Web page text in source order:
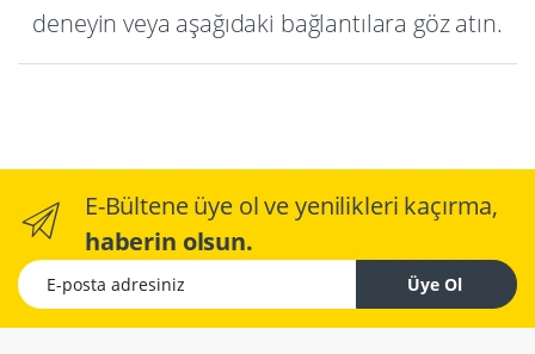
deneyin veya aşağıdaki bağlantılara göz atın.
E-Bültene üye ol ve yenilikleri kaçırma,
haberin olsun.
E-posta adresiniz
Üye Ol